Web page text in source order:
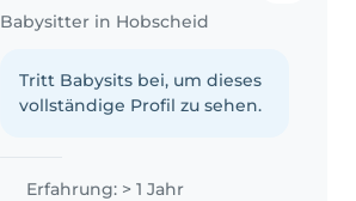
Babysitter in Hobscheid
Tritt Babysits bei, um dieses
vollständige Profil zu sehen.
Erfahrung: > 1 Jahr